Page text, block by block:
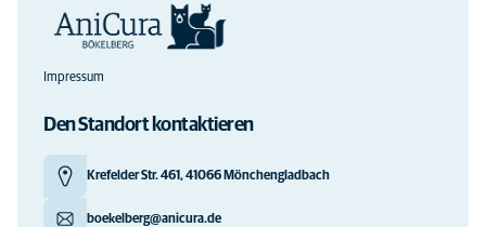
Impressum
Den Standort kontaktieren
Krefelder Str. 461, 41066 Mönchengladbach
boekelberg@anicura.de